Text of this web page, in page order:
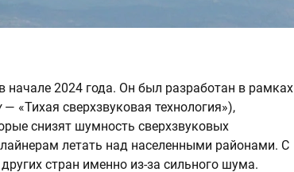
начале 2024 года. Он был разработан в рамках
— «Тихая сверхзвуковая технология»),
снизят шумность сверхзвуковых
летать над населенными районами. С
стран именно из-за сильного шума.